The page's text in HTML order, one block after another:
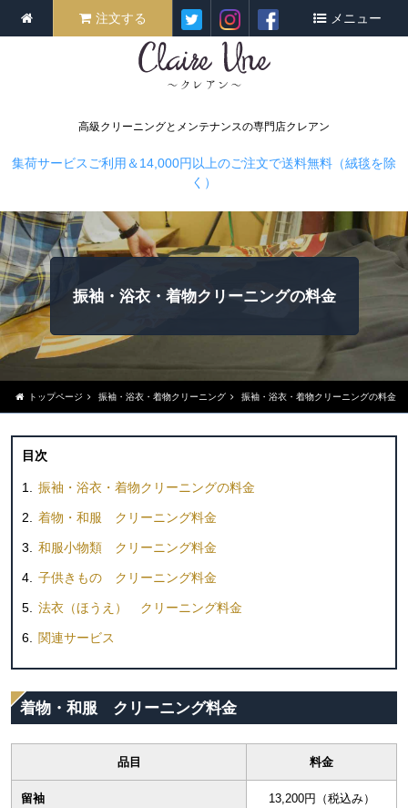
高級クリーニングとメンテナンスの専門店クレアン
注文する メニュー
集荷サービスご利用＆14,000円以上のご注文で送料無料（絨毯を除
く）
振袖・浴衣・着物クリーニングの料金
トップページ 振袖・浴衣・着物クリーニング 振袖・浴衣・着物クリーニングの料金
目次
振袖・浴衣・着物クリーニングの料金
着物・和服 クリーニング料金
和服小物類 クリーニング料金
子供きもの クリーニング料金
法衣（ほうえ） クリーニング料金
関連サービス
着物・和服 クリーニング料金
品目 料金
留袖 13,200円（税込み）